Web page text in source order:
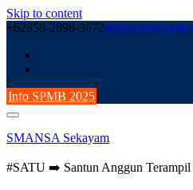
Skip to content
+62858-2898-3672
Info SPMB 2025
SMANSA Sekayam
#SATU ➡️ Santun Anggun